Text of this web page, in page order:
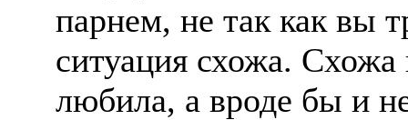
парнем, не так как вы
ситуация схожа. Схожа
любила, а вроде бы и